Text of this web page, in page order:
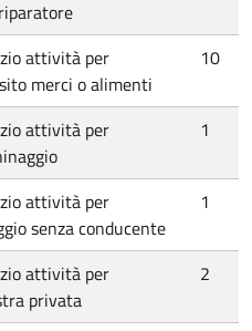
attività per
merci o alimenti
10
attività per
1
attività per
senza conducente
1
attività per
privata
2